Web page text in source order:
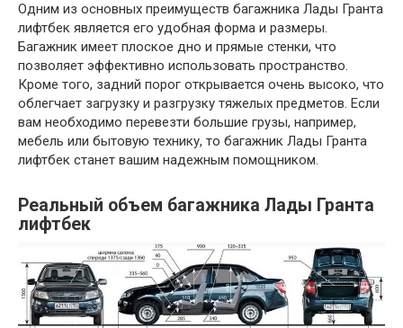
Одним из основных преимуществ багажника Лады Гранта
лифтбек является его удобная форма и размеры.
Багажник имеет плоское дно и прямые стенки, что
позволяет эффективно использовать пространство.
Кроме того, задний порог открывается очень высоко, что
облегчает загрузку и разгрузку тяжелых предметов. Если
вам необходимо перевезти большие грузы, например,
мебель или бытовую технику, то багажник Лады Гранта
лифтбек станет вашим надежным помощником.
Реальный объем багажника Лады Гранта
лифтбек